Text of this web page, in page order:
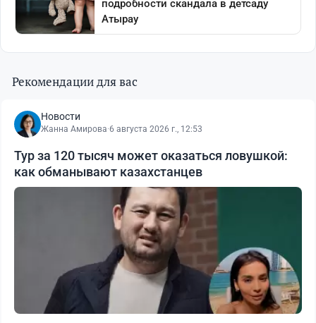
Рекомендации для вас
Новости
Жанна Амирова·6 августа 2026 г., 12:53
Тур за 120 тысяч может оказаться ловушкой:
как обманывают казахстанцев